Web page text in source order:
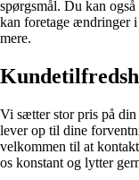
spørgsmål. Du kan
kan foretage ændringer
mere.
Vi sætter stor pris på din
lever op til dine
velkommen til at
os konstant og lytter